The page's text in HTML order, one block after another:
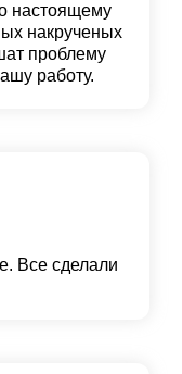
настоящему
накрученых
проблему
работу.
Все сделали